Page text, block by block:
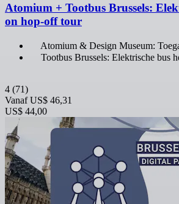
Atomium + Tootbus Brussels:
on hop-off tour
Atomium & Design Museum:
Tootbus Brussels: Elektrische bus
4 (71)
Vanaf US$ 46,31
US$ 44,00